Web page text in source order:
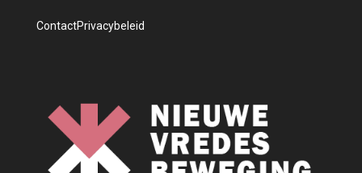
ContactPrivacybeleid